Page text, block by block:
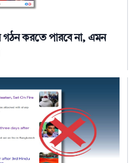
গঠন করতে পারবে না, এমন